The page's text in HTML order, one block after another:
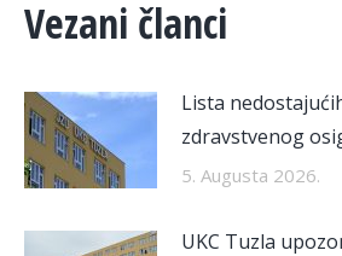
Vezani članci
Lista
zdravstvenog
5. Augusta 2026.
UKC Tuzla